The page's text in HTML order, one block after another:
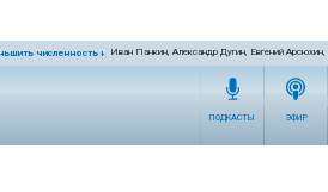
численность населения ЗемлиИван Панкин, Александр Дугин, Евгений
ПОДКАСТЫ ЭФИР